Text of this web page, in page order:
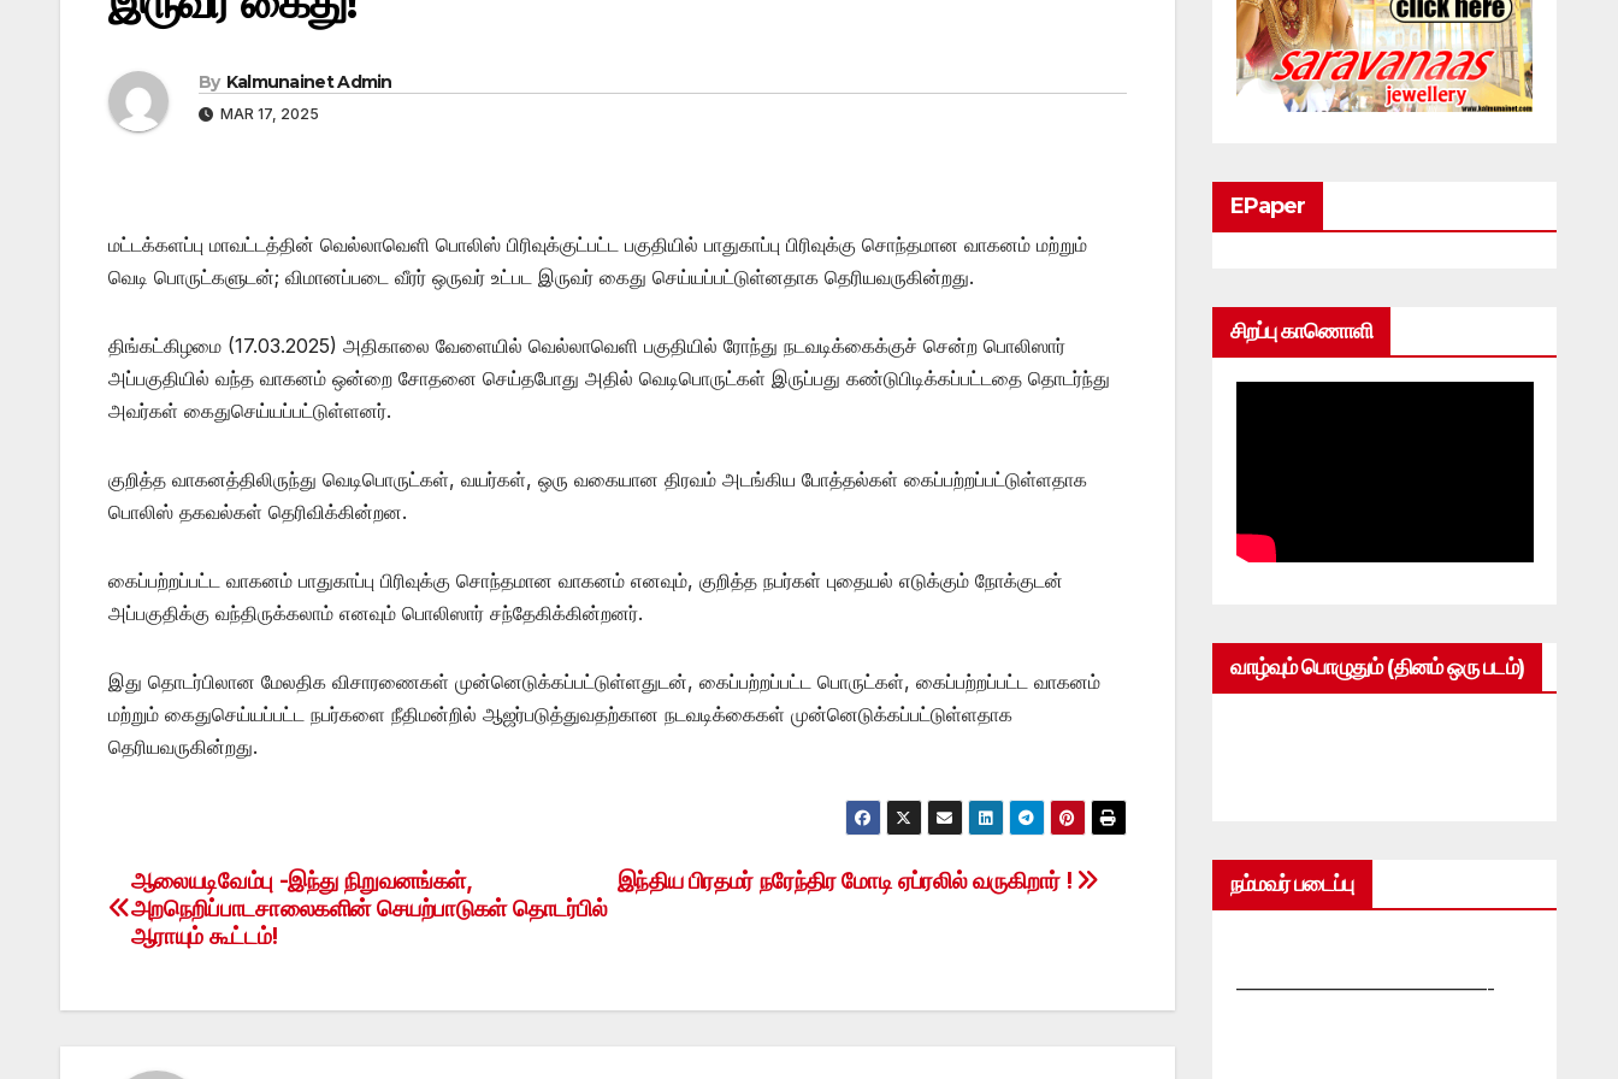
By Kalmunainet Admin
MAR 17, 2025
மட்டக்களப்பு மாவட்டத்தின் வெல்லாவெளி பொலிஸ் பிரிவுக்குட்பட்ட பகுதியில் பாதுகாப்பு பிரிவுக்கு சொந்தமான வாகனம் மற்றும்
வெடி பொருட்களுடன்; விமானப்படை வீரர் ஒருவர் உட்பட இருவர் கைது செய்யப்பட்டுள்னதாக தெரியவருகின்றது.
திங்கட்கிழமை (17.03.2025) அதிகாலை வேளையில் வெல்லாவெளி பகுதியில் ரோந்து நடவடிக்கைக்குச் சென்ற பொலிஸார்
அப்பகுதியில் வந்த வாகனம் ஒன்றை சோதனை செய்தபோது அதில் வெடிபொருட்கள் இருப்பது கண்டுபிடிக்கப்பட்டதை தொடர்ந்து
அவர்கள் கைதுசெய்யப்பட்டுள்ளனர்.
குறித்த வாகனத்திலிருந்து வெடிபொருட்கள், வயர்கள், ஒரு வகையான திரவம் அடங்கிய போத்தல்கள் கைப்பற்றப்பட்டுள்ளதாக
பொலிஸ் தகவல்கள் தெரிவிக்கின்றன.
கைப்பற்றப்பட்ட வாகனம் பாதுகாப்பு பிரிவுக்கு சொந்தமான வாகனம் எனவும், குறித்த நபர்கள் புதையல் எடுக்கும் நோக்குடன்
அப்பகுதிக்கு வந்திருக்கலாம் எனவும் பொலிஸார் சந்தேகிக்கின்றனர்.
இது தொடர்பிலான மேலதிக விசாரணைகள் முன்னெடுக்கப்பட்டுள்ளதுடன், கைப்பற்றப்பட்ட பொருட்கள், கைப்பற்றப்பட்ட வாகனம்
மற்றும் கைதுசெய்யப்பட்ட நபர்களை நீதிமன்றில் ஆஜர்படுத்துவதற்கான நடவடிக்கைகள் முன்னெடுக்கப்பட்டுள்ளதாக
தெரியவருகின்றது.
Post
navigation
இந்திய பிரதமர் நரேந்திர மோடி ஏப்ரலில் வருகிறார் !
ஆலையடிவேம்பு -இந்து நிறுவனங்கள்,
அறநெறிப்பாடசாலைகளின் செயற்பாடுகள் தொடர்பில்
ஆராயும் கூட்டம்!
EPaper
சிறப்பு காணொளி
வாழ்வும் பொழுதும் (தினம் ஒரு படம்)
நம்மவர் படைப்பு
—————————————-